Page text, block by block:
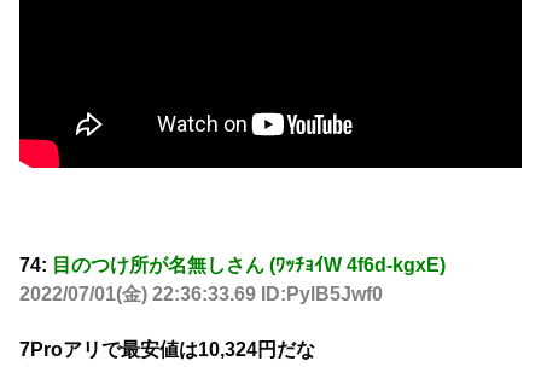
74: 目のつけ所が名無しさん (ﾜｯﾁｮｲW 4f6d-kgxE)
2022/07/01(金) 22:36:33.69 ID:PylB5Jwf0
7Proアリで最安値は10,324円だな